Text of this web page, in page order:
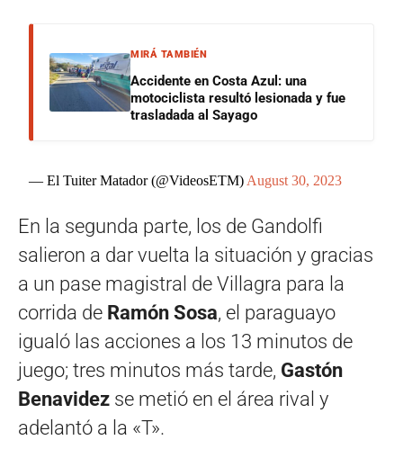
MIRÁ TAMBIÉN
Accidente en Costa Azul: una
motociclista resultó lesionada y fue
trasladada al Sayago
— El Tuiter Matador (@VideosETM) August 30, 2023
En la segunda parte, los de Gandolfi
salieron a dar vuelta la situación y gracias
a un pase magistral de Villagra para la
corrida de Ramón Sosa, el paraguayo
igualó las acciones a los 13 minutos de
juego; tres minutos más tarde, Gastón
Benavidez se metió en el área rival y
adelantó a la «T».